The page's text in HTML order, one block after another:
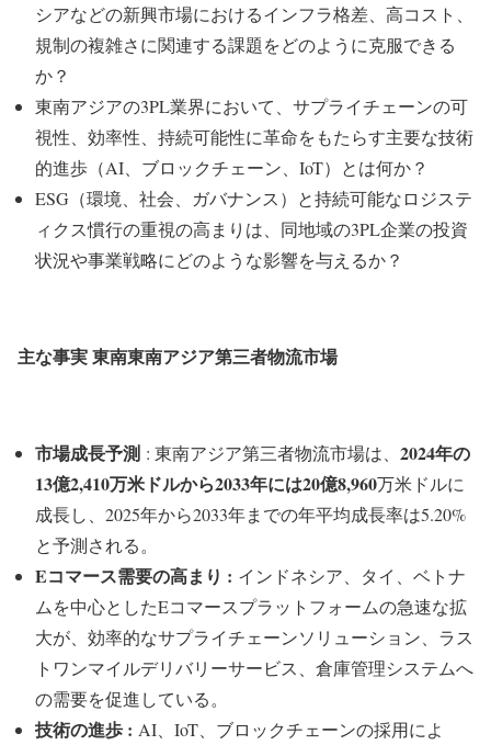
シアなどの新興市場におけるインフラ格差、高コスト、
規制の複雑さに関連する課題をどのように克服できる
か？
東南アジアの3PL業界において、サプライチェーンの可
視性、効率性、持続可能性に革命をもたらす主要な技術
的進歩（AI、ブロックチェーン、IoT）とは何か？
ESG（環境、社会、ガバナンス）と持続可能なロジステ
ィクス慣行の重視の高まりは、同地域の3PL企業の投資
状況や事業戦略にどのような影響を与えるか？
主な事実 東南東南アジア第三者物流市場
市場成長予測 : 東南アジア第三者物流市場は、 2024年の
13億2,410万米ドルから2033年には20億8,960万米ドルに
成長し、2025年から2033年までの年平均成長率は5.20%
と予測される。
Eコマース需要の高まり : インドネシア、タイ、ベトナ
ムを中心としたEコマースプラットフォームの急速な拡
大が、効率的なサプライチェーンソリューション、ラス
トワンマイルデリバリーサービス、倉庫管理システムへ
の需要を促進している。
技術の進歩 : AI、IoT、ブロックチェーンの採用によ